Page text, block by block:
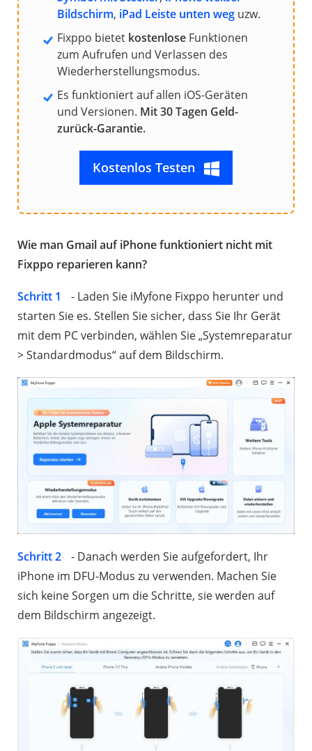
Bildschirm, iPad Leiste unten weg uzw.
Fixppo bietet kostenlose Funktionen
zum Aufrufen und Verlassen des
Wiederherstellungsmodus.
Es funktioniert auf allen iOS-Geräten
und Versionen. Mit 30 Tagen Geld-
zurück-Garantie.
Kostenlos Testen
Wie man Gmail auf iPhone funktioniert nicht mit
Fixppo reparieren kann?
Schritt 1
- Laden Sie iMyfone Fixppo herunter und
starten Sie es. Stellen Sie sicher, dass Sie Ihr Gerät
mit dem PC verbinden, wählen Sie „Systemreparatur
> Standardmodus“ auf dem Bildschirm.
Schritt 2
- Danach werden Sie aufgefordert, Ihr
iPhone im DFU-Modus zu verwenden. Machen Sie
sich keine Sorgen um die Schritte, sie werden auf
dem Bildschirm angezeigt.